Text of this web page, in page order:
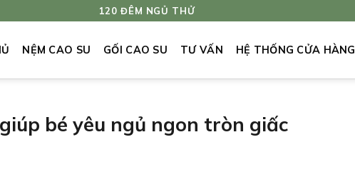
120 ĐÊM NGỦ THỬ
NỆM CAO SU GỐI CAO SU TƯ VẤN HỆ THỐNG CỬA HÀNG
bé yêu ngủ ngon tròn giấc